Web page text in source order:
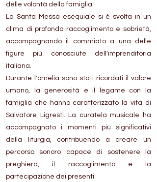
delle volontà della famiglia.
La Santa Messa esequiale si è svolta in un
clima di profondo raccoglimento e sobrietà,
accompagnando il commiato a una delle
figure più conosciute dell'imprenditoria
italiana.
Durante l'omelia sono stati ricordati il valore
umano, la generosità e il legame con la
famiglia che hanno caratterizzato la vita di
Salvatore Ligresti. La curatela musicale ha
accompagnato i momenti più significativi
della liturgia, contribuendo a creare un
percorso sonoro capace di sostenere la
preghiera, il raccoglimento e la
partecipazione dei presenti.